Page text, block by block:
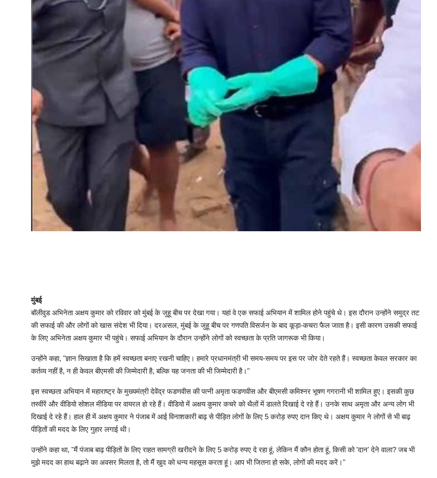
मुंबई
बॉलीवुड अभिनेता अक्षय कुमार को रविवार को मुंबई के जुहू बीच पर देखा गया। यहां वे एक सफाई अभियान में शामिल होने पहुंचे थे। इस दौरान उन्होंने समुद्र तट
की सफाई की और लोगों को खास संदेश भी दिया। दरअसल, मुंबई के जुहू बीच पर गणपति विसर्जन के बाद कूड़ा-कचरा फैल जाता है। इसी कारण उसकी सफाई
के लिए अभिनेता अक्षय कुमार भी पहुंचे। सफाई अभियान के दौरान उन्होंने लोगों को स्वच्छता के प्रति जागरूक भी किया।
उन्होंने कहा, "ज्ञान सिखाता है कि हमें स्वच्छता बनाए रखनी चाहिए। हमारे प्रधानमंत्री भी समय-समय पर इस पर जोर देते रहते हैं। स्वच्छता केवल सरकार का
कर्तव्य नहीं है, न ही केवल बीएमसी की जिम्मेदारी है, बल्कि यह जनता की भी जिम्मेदारी है।"
इस स्वच्छता अभियान में महाराष्ट्र के मुख्यमंत्री देवेंद्र फडणवीस की पत्नी अमृता फडणवीस और बीएमसी कमिश्नर भूषण गगरानी भी शामिल हुए। इसकी कुछ
तस्वीरें और वीडियो सोशल मीडिया पर वायरल हो रहे हैं। वीडियो में अक्षय कुमार कचरे को थैलों में डालते दिखाई दे रहे हैं। उनके साथ अमृता और अन्य लोग भी
दिखाई दे रहे हैं। हाल ही में अक्षय कुमार ने पंजाब में आई विनाशकारी बाढ़ से पीड़ित लोगों के लिए 5 करोड़ रुपए दान किए थे। अक्षय कुमार ने लोगों से भी बाढ़
पीड़ितों की मदद के लिए गुहार लगाई थी।
उन्होंने कहा था, "मैं पंजाब बाढ़ पीड़ितों के लिए राहत सामग्री खरीदने के लिए 5 करोड़ रुपए दे रहा हूं, लेकिन मैं कौन होता हूं, किसी को 'दान' देने वाला? जब भी
मुझे मदद का हाथ बढ़ाने का अवसर मिलता है, तो मैं खुद को धन्य महसूस करता हूं। आप भी जितना हो सके, लोगों की मदद करें।"